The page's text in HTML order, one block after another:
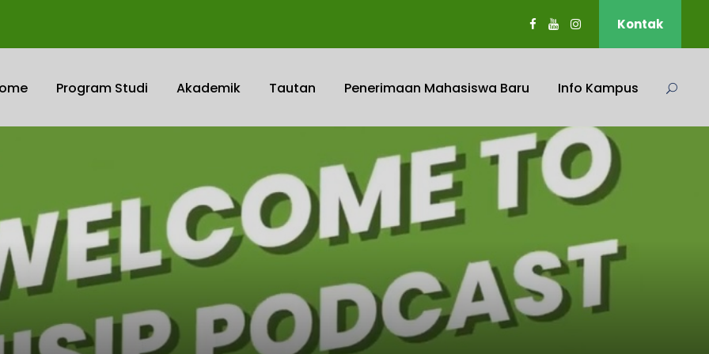
Kontak
Program Studi Akademik Tautan Penerimaan Mahasiswa Baru Info Kampus